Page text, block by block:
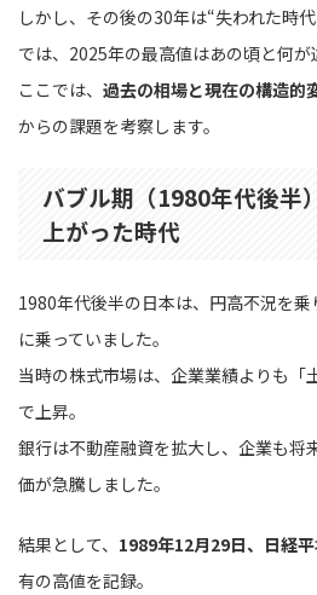
しかし、その後の30年は“失われた時代
では、2025年の最高値はあの頃と何が
ここでは、 過去の相場と現在の構造的
からの課題を考察します。
バブル期（1980年代後半
上がった時代
1980年代後半の日本は、円高不況を
に乗っていました。
当時の株式市場は、企業業績よりも「
で上昇。
銀行は不動産融資を拡大し、企業も将
価が急騰しました。
結果として、 1989年12月29日、日経
有の高値を記録。